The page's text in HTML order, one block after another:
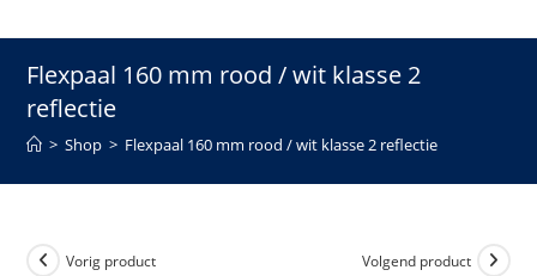
Flexpaal 160 mm rood / wit klasse 2
reflectie
> Shop > Flexpaal 160 mm rood / wit klasse 2 reflectie
Vorig product Volgend product